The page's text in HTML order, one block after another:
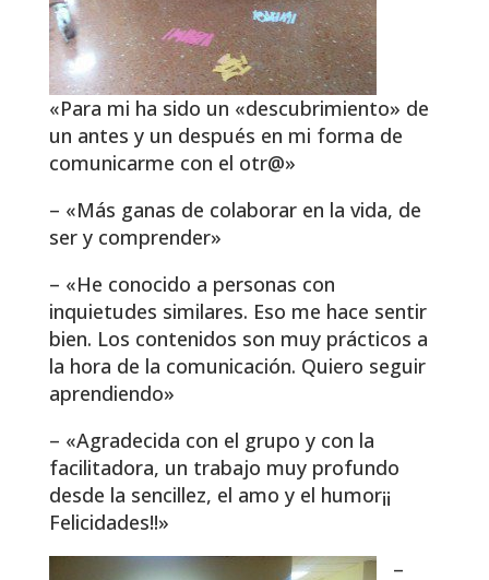
«Para mi ha sido un «descubrimiento» de
un antes y un después en mi forma de
comunicarme con el otr@»
– «Más ganas de colaborar en la vida, de
ser y comprender»
– «He conocido a personas con
inquietudes similares. Eso me hace sentir
bien. Los contenidos son muy prácticos a
la hora de la comunicación. Quiero seguir
aprendiendo»
– «Agradecida con el grupo y con la
facilitadora, un trabajo muy profundo
desde la sencillez, el amo y el humor¡¡
Felicidades!!»
–